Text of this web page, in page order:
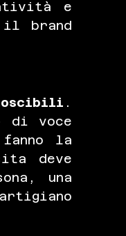
e
il brand
.
di voce
la
deve
una